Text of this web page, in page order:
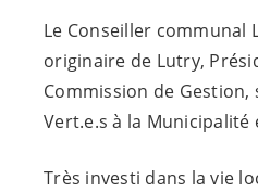
Le Conseiller communal
originaire de Lutry,
Commission de Gestion,
Vert.e.s à la Municipalité
Très investi dans la vie